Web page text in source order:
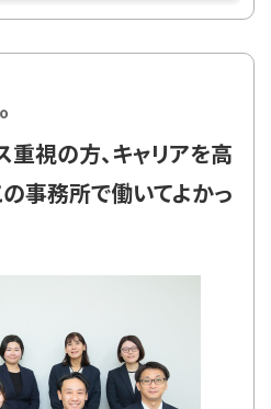
を選んだ理由は？
ったけど、どう活かせばいいか迷って
会ったのがこの仕事。実務経験ゼロ
ててくれる安心感がありました。」
いてみてどうですか？
作成や申告書の作業も任せてもらえ
してる感”があります。代表とも話し
後のキャリアについても相談しやすい
す。」
重視の方、キャリアを高
の事務所で働いてよかっ